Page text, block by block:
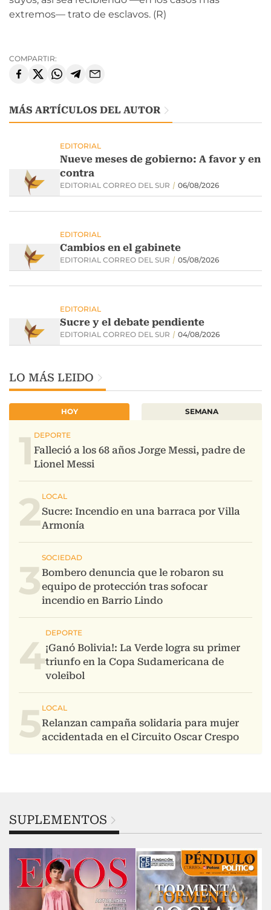
extremos— trato de esclavos. (R)
COMPARTIR:
MÁS ARTÍCULOS DEL AUTOR
LO MÁS LEIDO
HOY SEMANA
1
2
3
4
5
SUPLEMENTOS